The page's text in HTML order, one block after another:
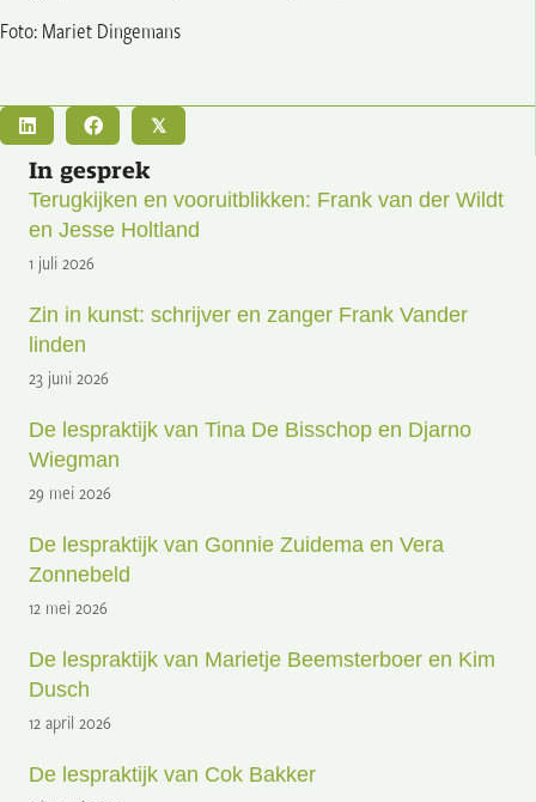
Foto: Mariet Dingemans
𝕏
In gesprek
Terugkijken en vooruitblikken: Frank van der Wildt
en Jesse Holtland
1 juli 2026
Zin in kunst: schrijver en zanger Frank Vander
linden
23 juni 2026
De lespraktijk van Tina De Bisschop en Djarno
Wiegman
29 mei 2026
De lespraktijk van Gonnie Zuidema en Vera
Zonnebeld
12 mei 2026
De lespraktijk van Marietje Beemsterboer en Kim
Dusch
12 april 2026
De lespraktijk van Cok Bakker